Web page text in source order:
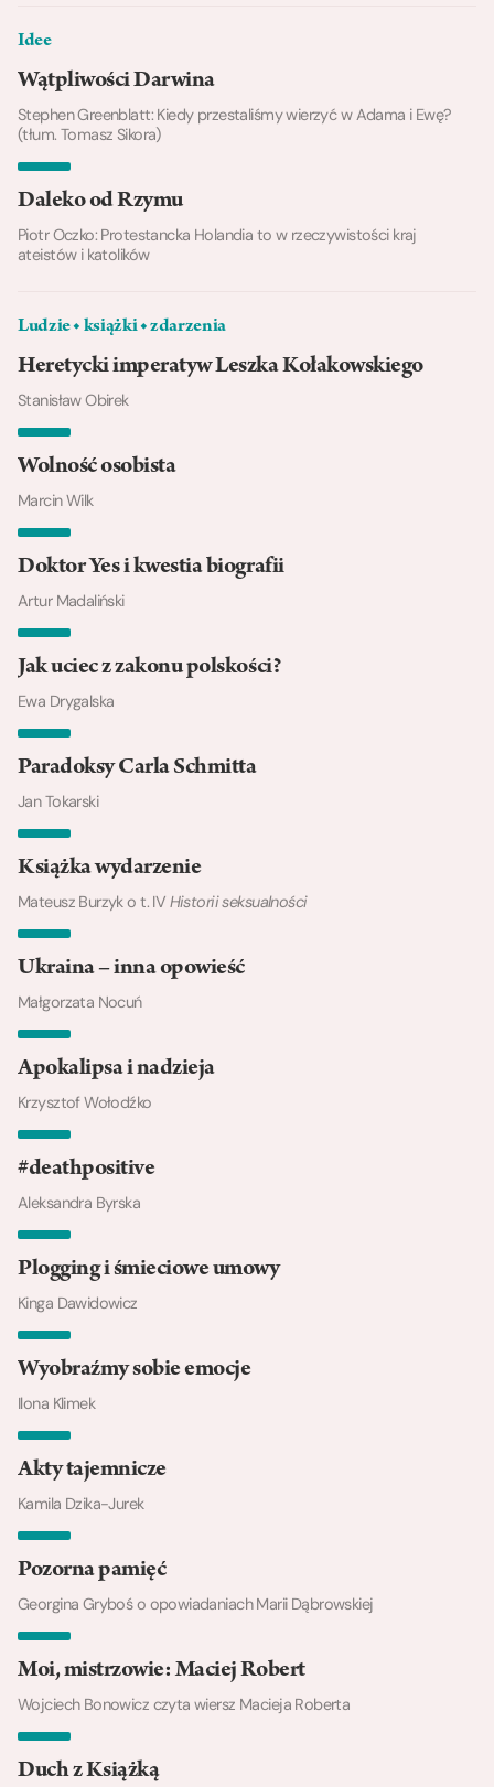
Idee
Wątpliwości Darwina
Stephen Greenblatt: Kiedy przestaliśmy wierzyć w Adama i Ewę?
(tłum. Tomasz Sikora)
Daleko od Rzymu
Piotr Oczko: Protestancka Holandia to w rzeczywistości kraj
ateistów i katolików
Ludzie ◆ książki ◆ zdarzenia
Heretycki imperatyw Leszka Kołakowskiego
Stanisław Obirek
Wolność osobista
Marcin Wilk
Doktor Yes i kwestia biografii
Artur Madaliński
Jak uciec z zakonu polskości?
Ewa Drygalska
Paradoksy Carla Schmitta
Jan Tokarski
Książka wydarzenie
Mateusz Burzyk o t. IV Historii seksualności
Ukraina – inna opowieść
Małgorzata Nocuń
Apokalipsa i nadzieja
Krzysztof Wołodźko
#deathpositive
Aleksandra Byrska
Plogging i śmieciowe umowy
Kinga Dawidowicz
Wyobraźmy sobie emocje
Ilona Klimek
Akty tajemnicze
Kamila Dzika-Jurek
Pozorna pamięć
Georgina Gryboś o opowiadaniach Marii Dąbrowskiej
Moi, mistrzowie: Maciej Robert
Wojciech Bonowicz czyta wiersz Macieja Roberta
Duch z Książką